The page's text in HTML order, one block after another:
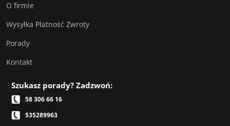
O firmie
Wysyłka Płatność Zwroty
Porady
Kontakt
Szukasz porady? Zadzwoń:
58 306 66 16
535289963